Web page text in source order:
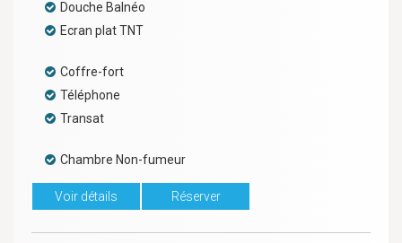
Douche Balnéo
Ecran plat TNT
Coffre-fort
Téléphone
Transat
Chambre Non-fumeur
Voir détails Réserver